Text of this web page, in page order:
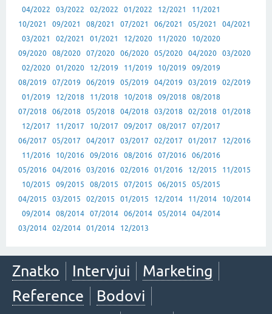
04/2022
03/2022 02/2022 01/2022 12/2021
11/2021
10/2021
09/2021 08/2021 07/2021 06/2021 05/2021
04/2021
03/2021
02/2021 01/2021 12/2020 11/2020
10/2020
09/2020
08/2020 07/2020 06/2020 05/2020 04/2020
03/2020
02/2020
01/2020 12/2019 11/2019 10/2019
09/2019
08/2019
07/2019 06/2019 05/2019 04/2019 03/2019
02/2019
01/2019
12/2018 11/2018 10/2018 09/2018
08/2018
07/2018
06/2018 05/2018 04/2018 03/2018 02/2018
01/2018
12/2017
11/2017 10/2017 09/2017 08/2017
07/2017
06/2017
05/2017 04/2017 03/2017 02/2017 01/2017
12/2016
11/2016
10/2016 09/2016 08/2016 07/2016
06/2016
05/2016
04/2016 03/2016 02/2016 01/2016 12/2015
11/2015
10/2015
09/2015 08/2015 07/2015 06/2015
05/2015
04/2015
03/2015 02/2015 01/2015 12/2014 11/2014
10/2014
09/2014
08/2014 07/2014 06/2014 05/2014
04/2014
03/2014
02/2014 01/2014 12/2013
Znatko Intervjui
Marketing
Reference
Bodovi